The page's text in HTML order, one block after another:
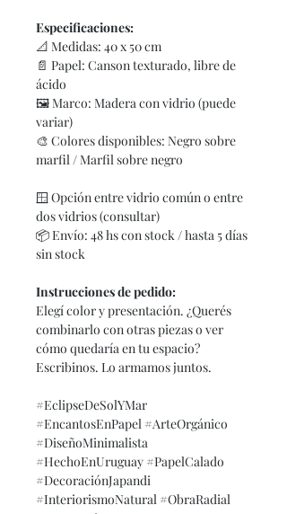
Especificaciones:
📐 Medidas: 40 x 50 cm
📄 Papel: Canson texturado, libre de
ácido
🖼Marco: Madera con vidrio (puede
variar)
🎨 Colores disponibles: Negro sobre
marfil / Marfil sobre negro
🪟 Opción entre vidrio común o entre
dos vidrios (consultar)
📦Envío: 48 hs con stock / hasta 5 días
sin stock
Instrucciones de pedido:
Elegí color y presentación. ¿Querés
combinarlo con otras piezas o ver
cómo quedaría en tu espacio?
Escribinos. Lo armamos juntos.
#EclipseDeSolYMar
#EncantosEnPapel #ArteOrgánico
#DiseñoMinimalista
#HechoEnUruguay #PapelCalado
#DecoraciónJapandi
#InteriorismoNatural #ObraRadial